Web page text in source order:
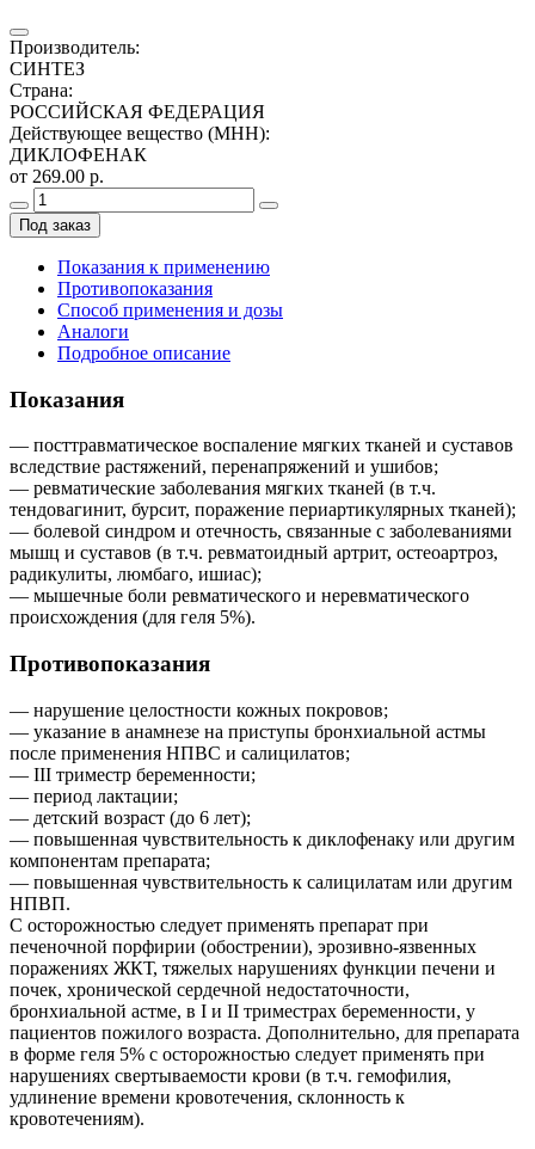
Производитель:
СИНТЕЗ
Страна:
РОССИЙСКАЯ ФЕДЕРАЦИЯ
Действующее вещество (МНН):
ДИКЛОФЕНАК
от 269.00 р.
Под заказ
Показания к применению
Противопоказания
Способ применения и дозы
Аналоги
Подробное описание
Показания
— посттравматическое воспаление мягких тканей и суставов
вследствие растяжений, перенапряжений и ушибов;
— ревматические заболевания мягких тканей (в т.ч.
тендовагинит, бурсит, поражение периартикулярных тканей);
— болевой синдром и отечность, связанные с заболеваниями
мышц и суставов (в т.ч. ревматоидный артрит, остеоартроз,
радикулиты, люмбаго, ишиас);
— мышечные боли ревматического и неревматического
происхождения (для геля 5%).
Противопоказания
— нарушение целостности кожных покровов;
— указание в анамнезе на приступы бронхиальной астмы
после применения НПВС и салицилатов;
— III триместр беременности;
— период лактации;
— детский возраст (до 6 лет);
— повышенная чувствительность к диклофенаку или другим
компонентам препарата;
— повышенная чувствительность к салицилатам или другим
НПВП.
С осторожностью следует применять препарат при
печеночной порфирии (обострении), эрозивно-язвенных
поражениях ЖКТ, тяжелых нарушениях функции печени и
почек, хронической сердечной недостаточности,
бронхиальной астме, в I и II триместрах беременности, у
пациентов пожилого возраста. Дополнительно, для препарата
в форме геля 5% с осторожностью следует применять при
нарушениях свертываемости крови (в т.ч. гемофилия,
удлинение времени кровотечения, склонность к
кровотечениям).